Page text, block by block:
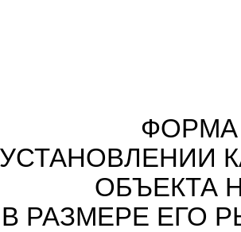
ОБЪЕКТА
В РАЗМЕРЕ ЕГО